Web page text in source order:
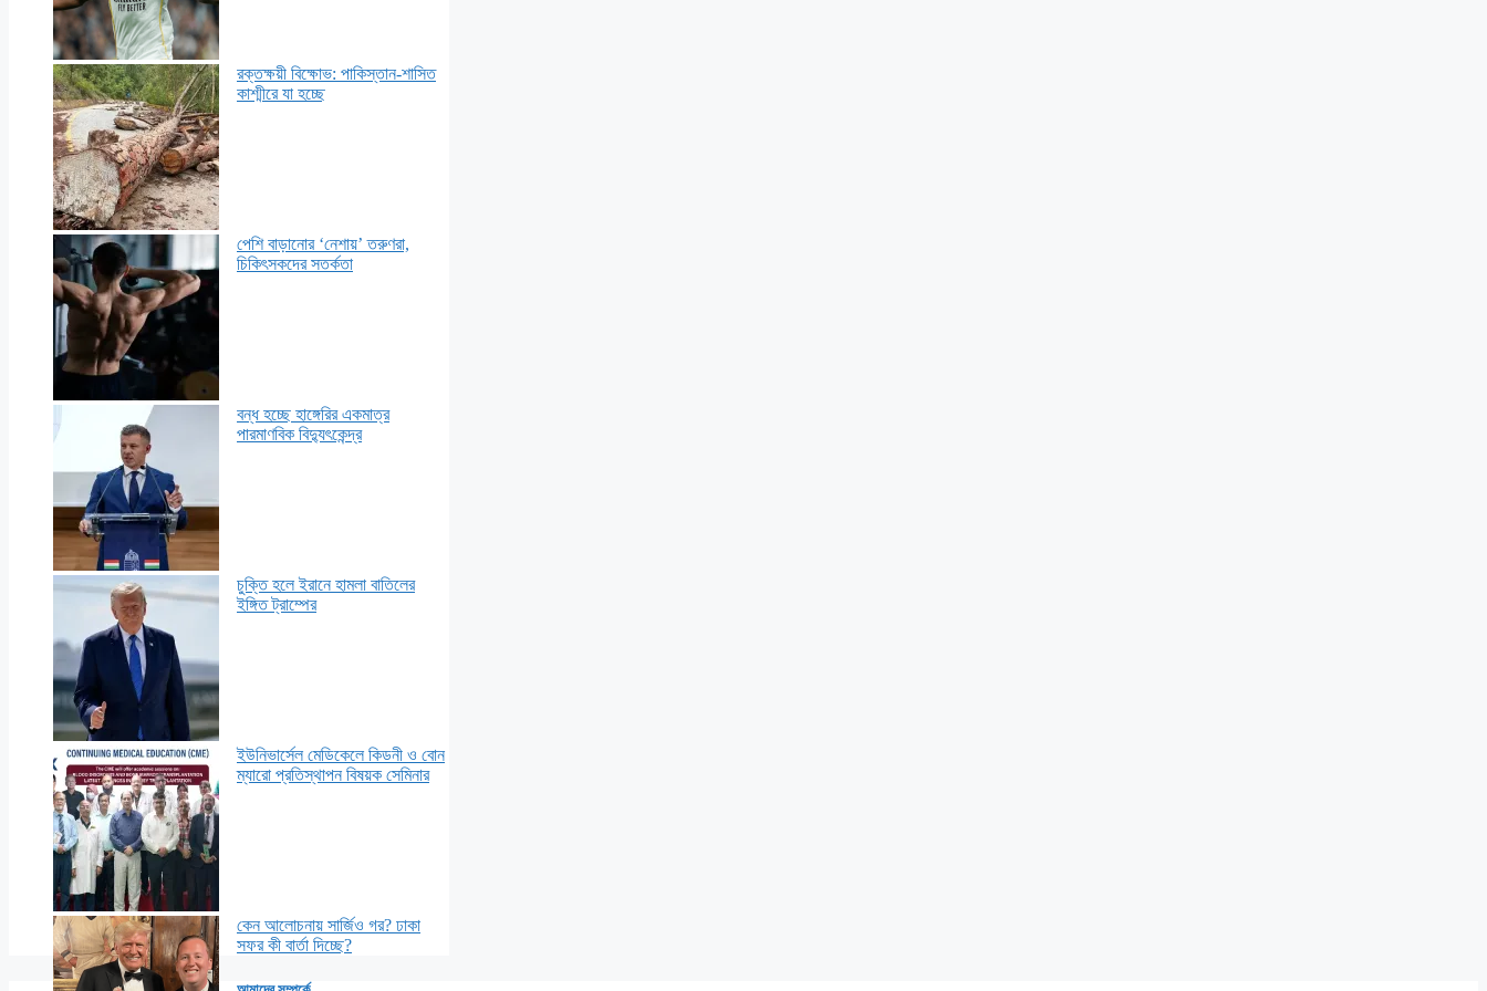
রক্তক্ষয়ী বিক্ষোভ: পাকিস্তান-শাসিত
কাশ্মীরে যা হচ্ছে
পেশি বাড়ানোর ‘নেশায়’ তরুণরা,
চিকিৎসকদের সতর্কতা
বন্ধ হচ্ছে হাঙ্গেরির একমাত্র
পারমাণবিক বিদ্যুৎকেন্দ্র
চুক্তি হলে ইরানে হামলা বাতিলের
ইঙ্গিত ট্রাম্পের
ইউনিভার্সেল মেডিকেলে কিডনী ও বোন
ম্যারো প্রতিস্থাপন বিষয়ক সেমিনার
কেন আলোচনায় সার্জিও গর? ঢাকা
সফর কী বার্তা দিচ্ছে?